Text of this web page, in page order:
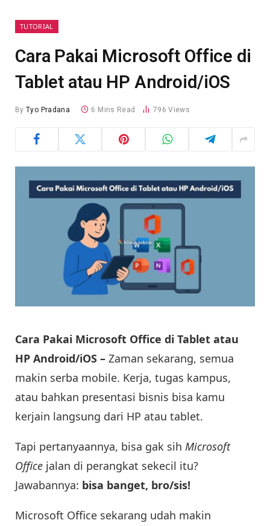
TUTORIAL
Cara Pakai Microsoft Office di
Tablet atau HP Android/iOS
By Tyo Pradana 6 Mins Read 796Views
Cara Pakai Microsoft Office di Tablet atau
HP Android/iOS – Zaman sekarang, semua
makin serba mobile. Kerja, tugas kampus,
atau bahkan presentasi bisnis bisa kamu
kerjain langsung dari HP atau tablet.
Tapi pertanyaannya, bisa gak sih Microsoft
Office jalan di perangkat sekecil itu?
Jawabannya: bisa banget, bro/sis!
Microsoft Office sekarang udah makin